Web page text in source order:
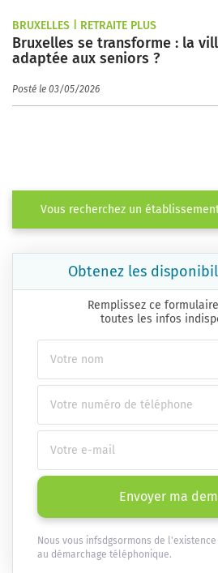
BRUXELLES | RETRAITE PLUS
Bruxelles se transforme : la
adaptée aux seniors ?
Posté le 03/05/2026
Vous recherchez un
Obtenez les
Remplissez ce
toutes les infos
Envoyer ma
Nous vous infsdgsormons de
au démarchage téléphonique.